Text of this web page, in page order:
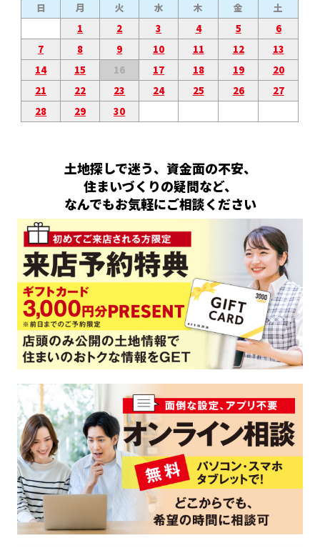
日 月 火 水 木 金
土
1
2 3 4 5
6
7
8 9 10 11 12
13
14
15 16 17 18 19
20
21
22 23 24 25 26
27
28
29 30
土地探しで迷う、資金面の不安、
住まいづくりの疑問など、
なんでもお気軽にご相談ください